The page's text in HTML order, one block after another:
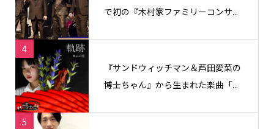
で初の『木村家ファミリーコンサ...
4
『サンドウィッチマン＆芦田愛菜の
博士ちゃん』から生まれた楽曲「...
5